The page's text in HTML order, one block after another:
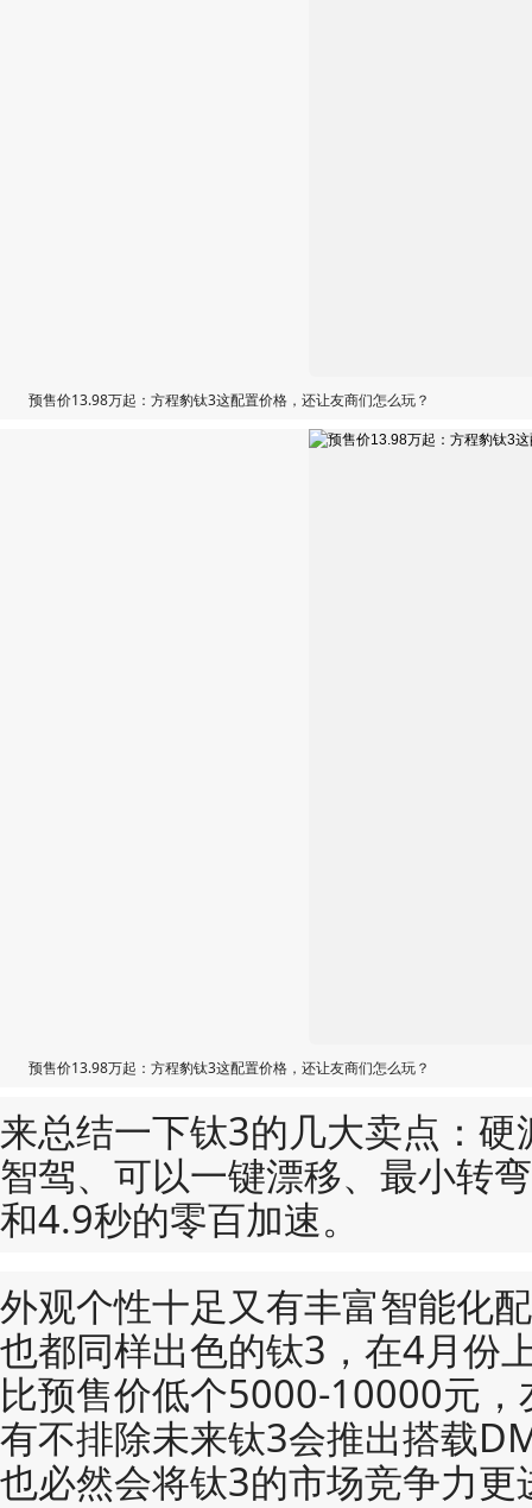
预售价13.98万起：方程豹钛3这配置价格，还让友商们怎么玩？
预售价13.98万起：方程豹钛3这配置价格，还让友商们怎么玩？
来总结一下钛3的几大卖点：
智驾、可以一键漂移、最小转
和4.9秒的零百加速。
外观个性十足又有丰富智能化
也都同样出色的钛3，在4月份
比预售价低个5000-10000元，
有不排除未来钛3会推出搭载
也必然会将钛3的市场竞争力更